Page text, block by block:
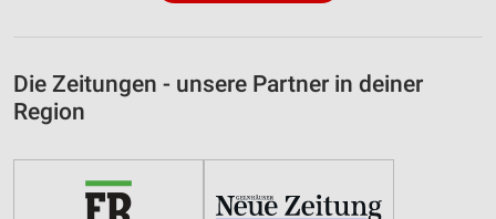
Die Zeitungen - unsere Partner in deiner
Region